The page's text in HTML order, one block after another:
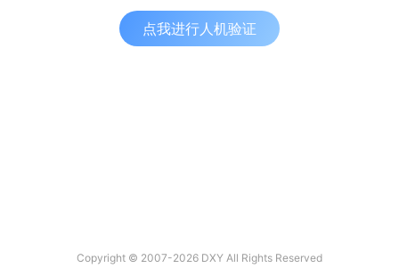
点我进行人机验证
Copyright © 2007-2026 DXY All Rights Reserved